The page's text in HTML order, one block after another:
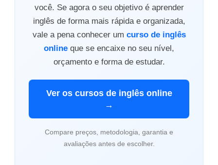
você. Se agora o seu objetivo é aprender
inglês de forma mais rápida e organizada,
vale a pena conhecer um curso de inglês
online que se encaixe no seu nível,
orçamento e forma de estudar.
Ver os cursos de inglês online
→
Compare preços, metodologia, garantia e
avaliações antes de escolher.